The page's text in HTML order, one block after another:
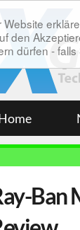
den
dürfen -
Ban